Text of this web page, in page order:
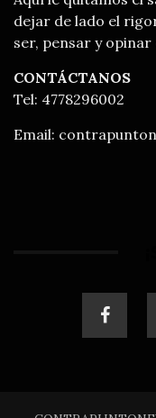
dejar de lado el
ser, pensar y
CONTÁCTANOS
Tel: 4778296002
Email: